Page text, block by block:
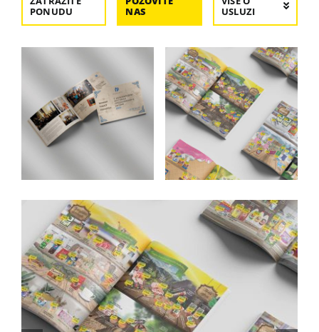
PONUDU
NAS
USLUZI